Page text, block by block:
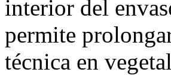
interior del
permite
técnica en